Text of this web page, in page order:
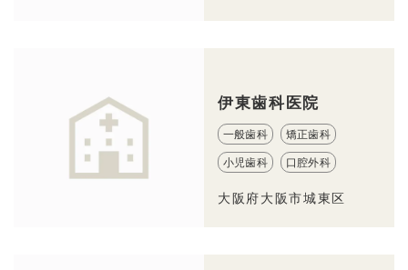
伊東歯科医院
一般歯科 矯正歯科
小児歯科 口腔外科
大阪府大阪市城東区